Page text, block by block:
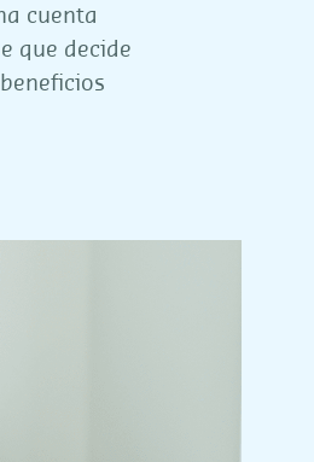
cuenta
que decide